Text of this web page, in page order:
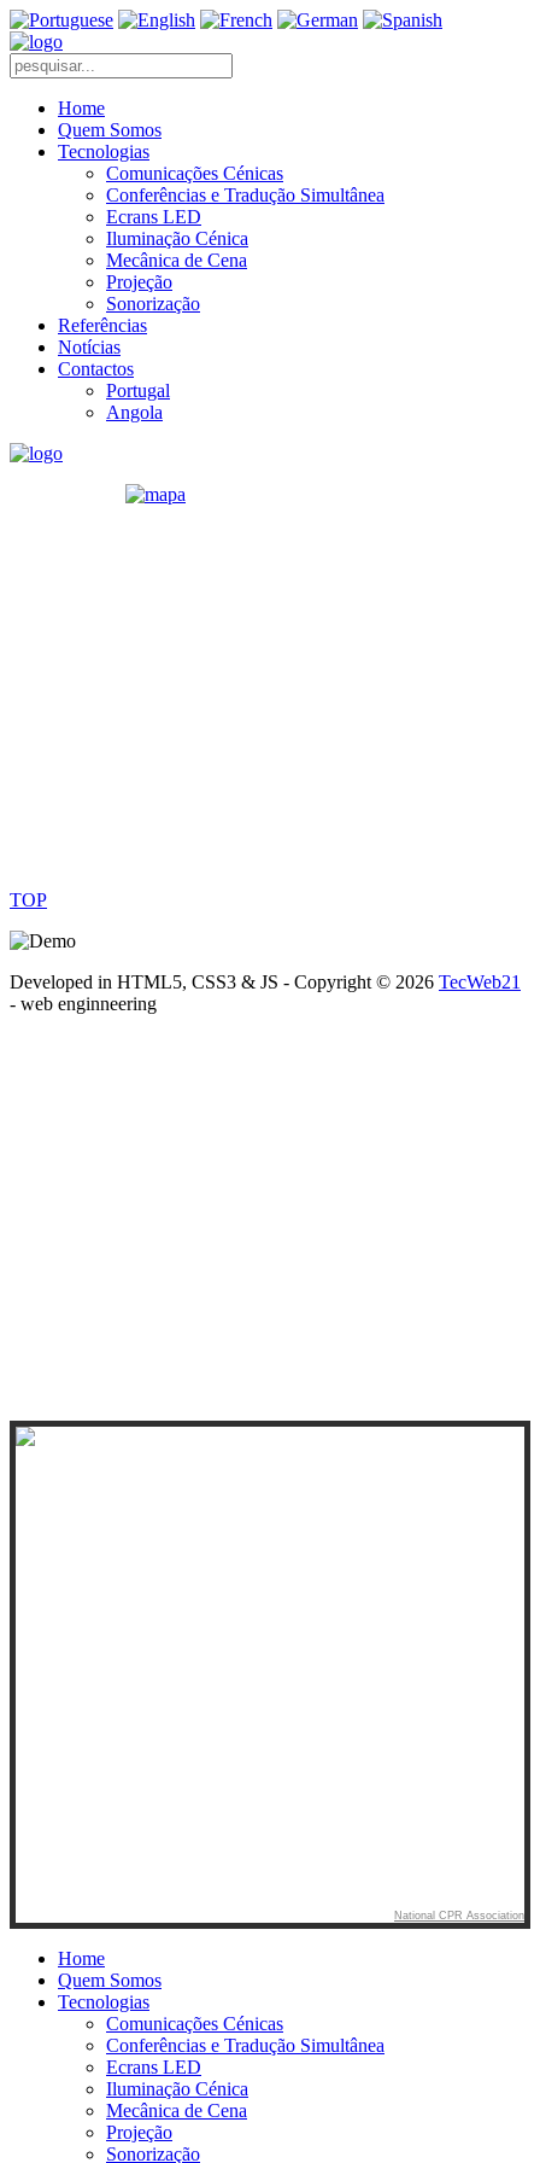
Home
Quem Somos
Tecnologias
Comunicações Cénicas
Conferências e Tradução Simultânea
Ecrans LED
Iluminação Cénica
Mecânica de Cena
Projeção
Sonorização
Referências
Notícias
Contactos
Portugal
Angola
TOP
Developed in HTML5, CSS3 & JS - Copyright © 2026 TecWeb21
- web enginneering
National CPR Association
Home
Quem Somos
Tecnologias
Comunicações Cénicas
Conferências e Tradução Simultânea
Ecrans LED
Iluminação Cénica
Mecânica de Cena
Projeção
Sonorização